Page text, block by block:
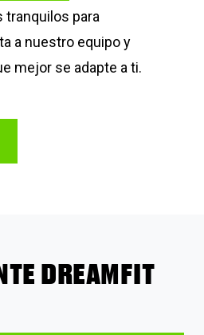
tranquilos para
a nuestro equipo y
mejor se adapte a ti.
DREAMFIT